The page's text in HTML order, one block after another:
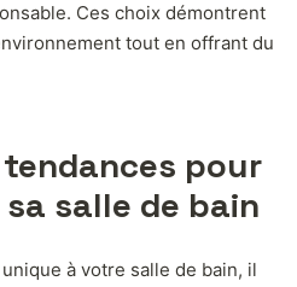
Ces choix démontrent
tout en offrant du
tendances pour
salle de bain
à votre salle de bain, il